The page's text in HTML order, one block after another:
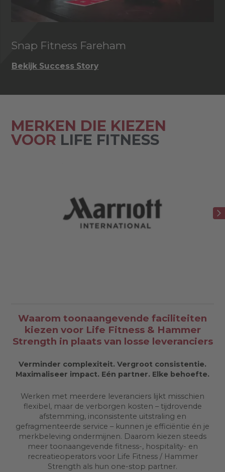
Snap Fitness Fareham
Bekijk Success Story
MERKEN DIE KIEZEN
VOOR LIFE FITNESS
Waarom toonaangevende faciliteiten
kiezen voor Life Fitness & Hammer
Strength in plaats van losse leveranciers
Verminder complexiteit. Vergroot consistentie.
Maximaliseer impact. Eén partner. Elke behoefte.
Werken met meerdere leveranciers lijkt misschien
flexibel, maar de verborgen kosten – tijdrovende
afstemming, inconsistente uitstraling en
gefragmenteerde service – kunnen je efficiëntie én je
merkbeleving ondermijnen. Daarom kiezen steeds
meer toonaangevende fitness-, hospitality- en
recreatieoperators voor Life Fitness / Hammer
Strength als hun one-stop partner.